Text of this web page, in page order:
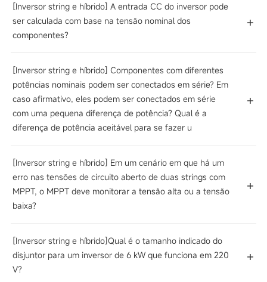
[Inversor string e híbrido] A entrada CC do inversor pode
ser calculada com base na tensão nominal dos
componentes?
[Inversor string e híbrido] Componentes com diferentes
potências nominais podem ser conectados em série? Em
caso afirmativo, eles podem ser conectados em série
com uma pequena diferença de potência? Qual é a
diferença de potência aceitável para se fazer u
[Inversor string e híbrido] Em um cenário em que há um
erro nas tensões de circuito aberto de duas strings com
MPPT, o MPPT deve monitorar a tensão alta ou a tensão
baixa?
[Inversor string e híbrido]Qual é o tamanho indicado do
disjuntor para um inversor de 6 kW que funciona em 220
V?